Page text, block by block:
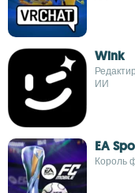
Wink
ИИ
EA
Король